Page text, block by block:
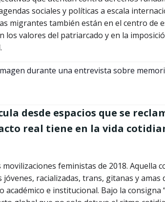
sociales y políticas a escala
migrantes también están en el centro de
valores del patriarcado y en la
desde espacios que se
real tiene en la vida
feministas de 2018. Aquella
racializadas, trans, gitanas y amas
e institucional. Bajo la consigna